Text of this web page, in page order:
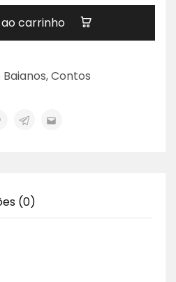
carrinho
,Contos
(0)